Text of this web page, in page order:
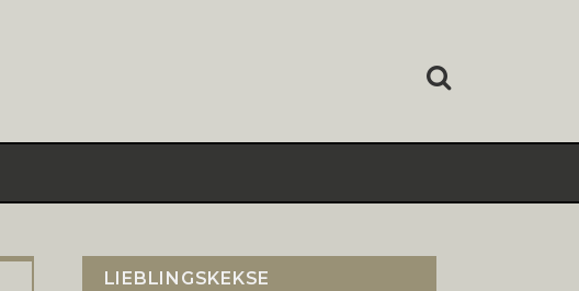
LIEBLINGSKEKSE